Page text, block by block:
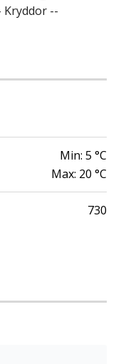
Kryddor --
Min: 5 °C
Max: 20 °C
730